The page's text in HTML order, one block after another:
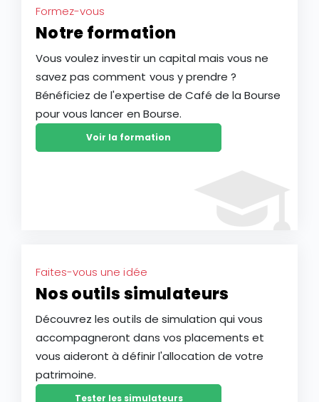
Formez-vous
Notre formation
Vous voulez investir un capital mais vous ne
savez pas comment vous y prendre ?
Bénéficiez de l'expertise de Café de la Bourse
pour vous lancer en Bourse.
Voir la formation
Faites-vous une idée
Nos outils simulateurs
Découvrez les outils de simulation qui vous
accompagneront dans vos placements et
vous aideront à définir l'allocation de votre
patrimoine.
Tester les simulateurs